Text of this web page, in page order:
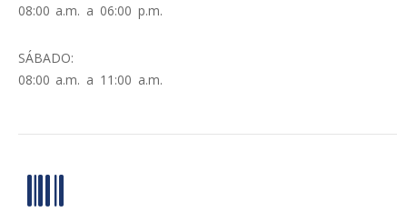
08:00 a.m. a 06:00 p.m.
SÁBADO:
08:00 a.m. a 11:00 a.m.